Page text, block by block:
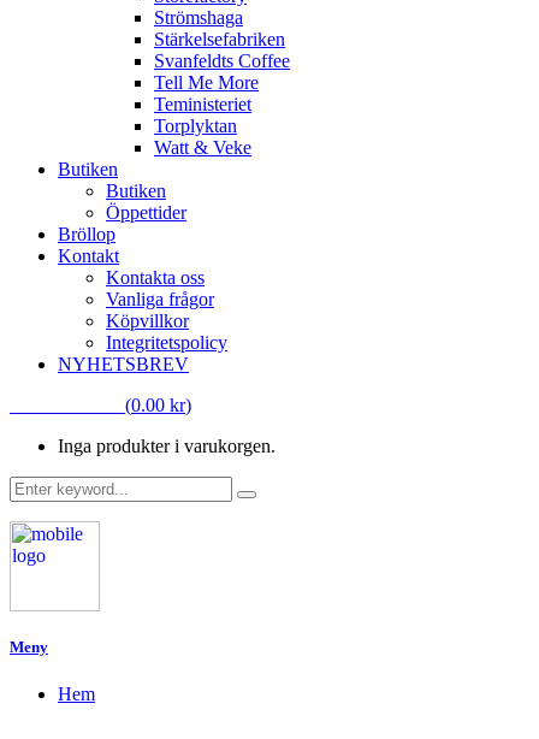
Strömshaga
Stärkelsefabriken
Svanfeldts Coffee
Tell Me More
Teministeriet
Torplyktan
Watt & Veke
Butiken
Butiken
Öppettider
Bröllop
Kontakt
Kontakta oss
Vanliga frågor
Köpvillkor
Integritetspolicy
NYHETSBREV
(0.00 kr)
Inga produkter i varukorgen.
Meny
Hem